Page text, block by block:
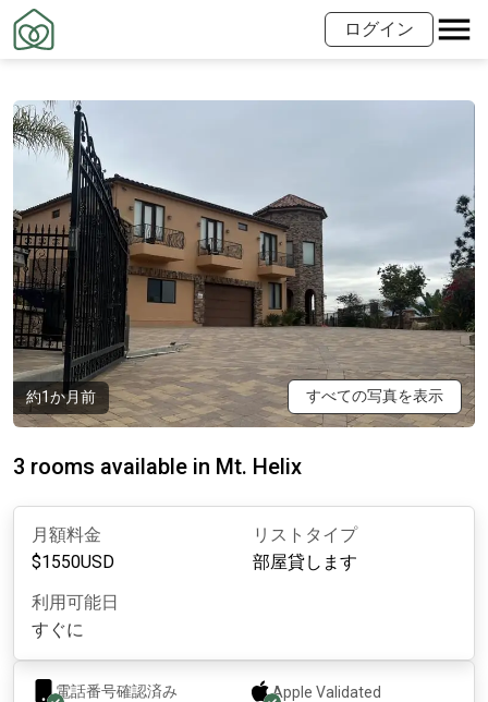
ログイン
約1か月前 すべての写真を表示
3 rooms available in Mt. Helix
月額料金
$1550USD
リストタイプ
部屋貸します
利用可能日
すぐに
電話番号確認済み Apple Validated